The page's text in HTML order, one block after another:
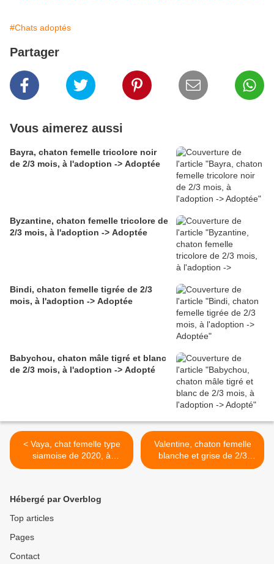
#Chats adoptés
Partager
Vous aimerez aussi
Bayra, chaton femelle tricolore noir
de 2/3 mois, à l'adoption -> Adoptée
Byzantine, chaton femelle tricolore de
2/3 mois, à l'adoption -> Adoptée
Bindi, chaton femelle tigrée de 2/3
mois, à l'adoption -> Adoptée
Babychou, chaton mâle tigré et blanc
de 2/3 mois, à l'adoption -> Adopté
< Vaya, chat femelle type
siamoise de 2020, à
l'adoption -> adoptée
Valentine, chaton femelle
blanche et grise de 2/3
mois, à l'adoption ->
Hébergé par Overblog
Top articles
Pages
Contact